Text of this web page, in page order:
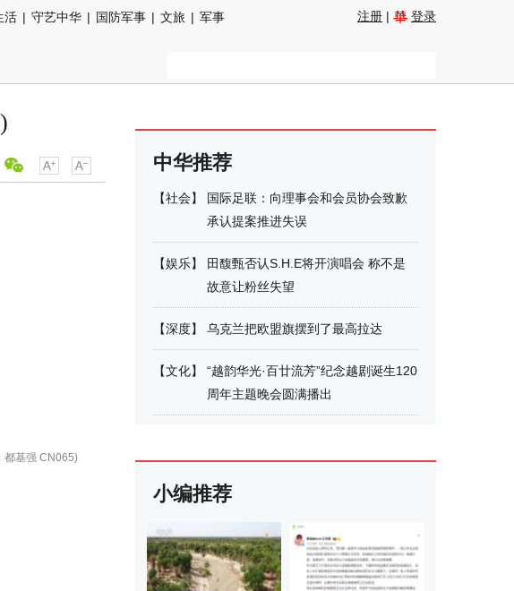
活 | 守艺中华 | 国防军事 | 文旅 | 军事
注册 | 登录
都基强 CN065)
中华推荐
【社会】
国际足联：向理事会和会员协会致歉
承认提案推进失误
【娱乐】
田馥甄否认S.H.E将开演唱会 称不是
故意让粉丝失望
【深度】 乌克兰把欧盟旗摆到了最高拉达
【文化】
“越韵华光·百廿流芳”纪念越剧诞生120
周年主题晚会圆满播出
小编推荐